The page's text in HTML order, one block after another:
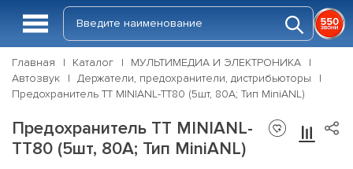
Главная Каталог
МУЛЬТИМЕДИА И ЭЛЕКТРОНИКА
Автозвук
Держатели, предохранители, дистрибьюторы
Предохранитель ТТ MINIANL-ТТ80 (5шт, 80А; Тип MiniANL)
Предохранитель ТТ MINIANL-
ТТ80 (5шт, 80А; Тип MiniANL)